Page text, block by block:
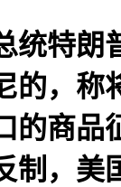
特朗
的，称
的商品
制，美